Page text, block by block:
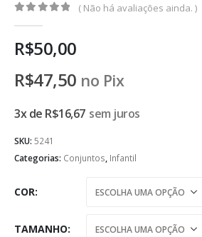
( Não há avaliações ainda. )
R$50,00
R$47,50 no Pix
3x de R$16,67 sem juros
SKU: 5241
Categorias: Conjuntos, Infantil
COR
TAMANHO